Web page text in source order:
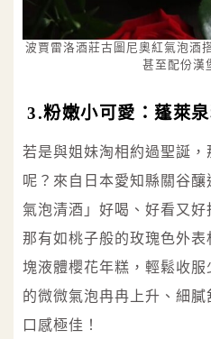
波賈雷洛酒莊古圖尼奧紅氣泡酒
甚至配份漢
3.粉嫩小可愛：蓬萊
若是與姐妹淘相約過聖誕
呢？來自日本愛知縣關谷
氣泡清酒」好喝、好看又
那有如桃子般的玫瑰色外
塊液體櫻花年糕，輕鬆收
的微微氣泡冉冉上升、細膩
口感極佳！